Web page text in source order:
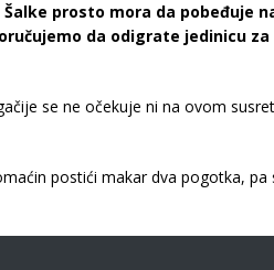
prosto mora da pobeđuje
da odigrate jedinicu
se ne očekuje ni na ovom
postići makar dva pogotka,